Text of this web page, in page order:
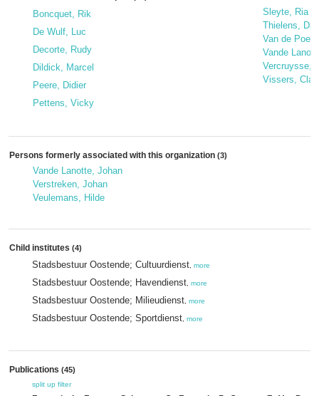
Boncquet, Rik
De Wulf, Luc
Decorte, Rudy
Dildick, Marcel
Peere, Didier
Pettens, Vicky
Sleyte, Ria
Thielens,
Van de Poel,
Vande
Vercruysse,
Vissers,
Persons formerly associated with this organization (3)
Vande Lanotte, Johan
Verstreken, Johan
Veulemans, Hilde
Child institutes (4)
Stadsbestuur Oostende; Cultuurdienst more
Stadsbestuur Oostende; Havendienst more
Stadsbestuur Oostende; Milieudienst more
Stadsbestuur Oostende; Sportdienst more
Publications (45)
split up filter